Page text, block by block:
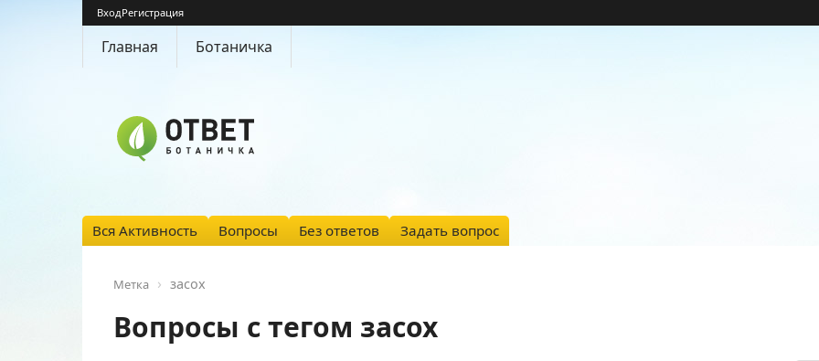
ВходРегистрация
Главная Ботаничка
Вся Активность Вопросы Без ответов Задать вопрос
Метка засох
Вопросы с тегом засох